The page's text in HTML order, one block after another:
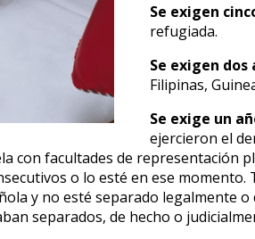
Se exigen
refugiada.
Se exigen dos
Filipinas,
Se exige un
ejercieron el
con facultades de representación
o lo esté en ese
y no esté separado legalmente
separados, de hecho o